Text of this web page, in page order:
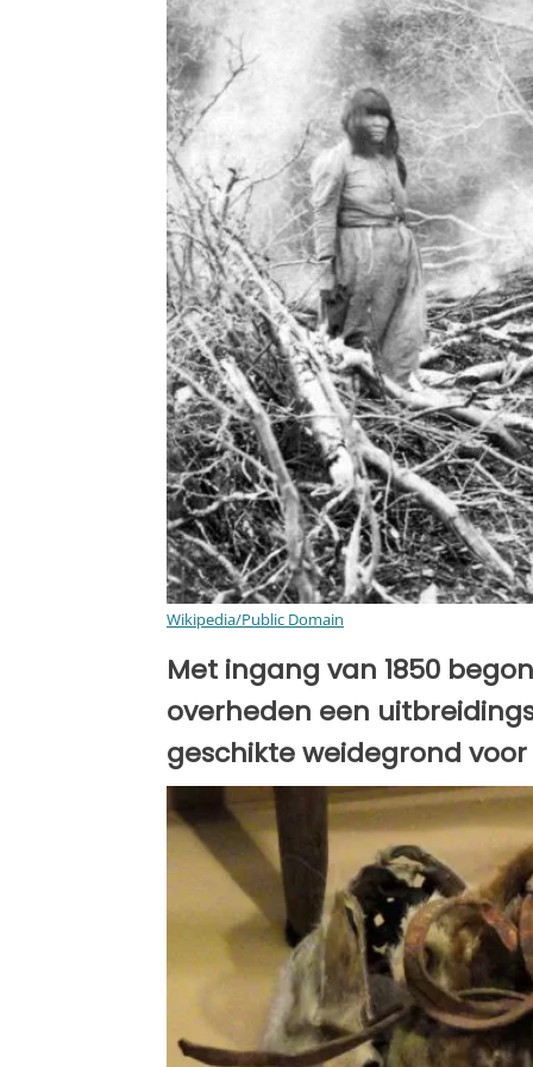
Wikipedia/Public Domain
Met ingang van 1850
overheden een
geschikte weidegrond